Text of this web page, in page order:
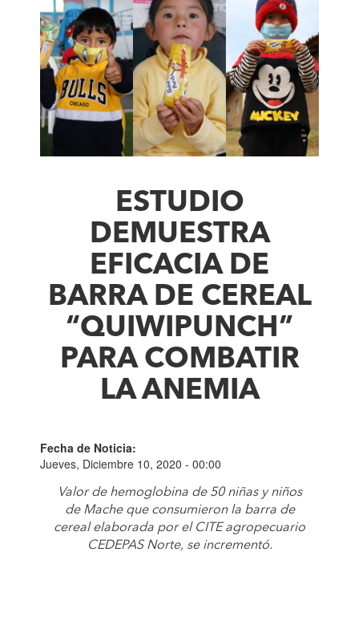
ESTUDIO
DEMUESTRA
EFICACIA DE
BARRA DE CEREAL
“QUIWIPUNCH”
PARA COMBATIR
LA ANEMIA
Fecha de Noticia:
Jueves, Diciembre 10, 2020 - 00:00
Valor de hemoglobina de 50 niñas y niños
de Mache que consumieron la barra de
cereal elaborada por el CITE agropecuario
CEDEPAS Norte, se incrementó.